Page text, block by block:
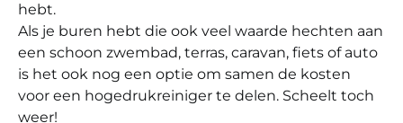
hebt.
Als je buren hebt die ook veel waarde hechten aan
een schoon zwembad, terras, caravan, fiets of auto
is het ook nog een optie om samen de kosten
voor een hogedrukreiniger te delen. Scheelt toch
weer!